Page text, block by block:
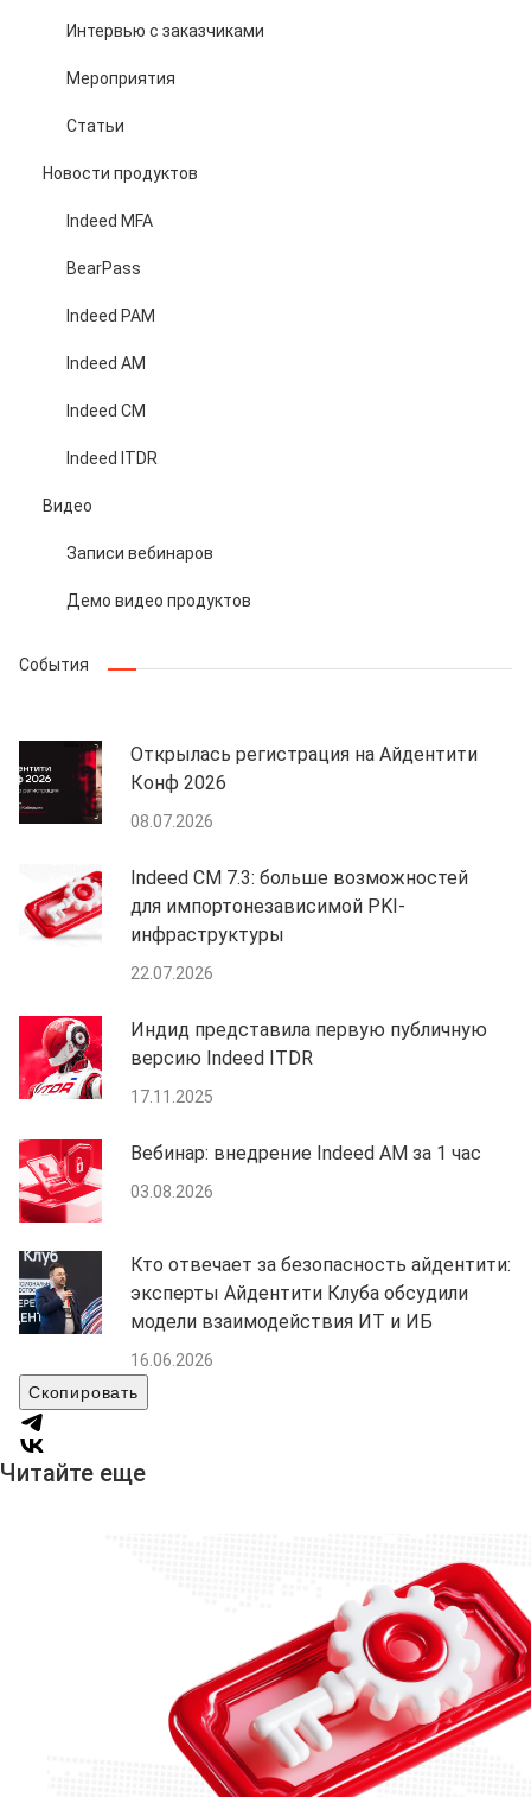
Интервью с заказчиками
Мероприятия
Статьи
Новости продуктов
Indeed MFA
BearPass
Indeed PAM
Indeed AM
Indeed CM
Indeed ITDR
Видео
Записи вебинаров
Демо видео продуктов
События
Открылась регистрация на Айдентити
Конф 2026
08.07.2026
Indeed CM 7.3: больше возможностей
для импортонезависимой PKI-
инфраструктуры
22.07.2026
Индид представила первую публичную
версию Indeed ITDR
17.11.2025
Вебинар: внедрение Indeed AM за 1 час
03.08.2026
Кто отвечает за безопасность айдентити:
эксперты Айдентити Клуба обсудили
модели взаимодействия ИТ и ИБ
16.06.2026
Скопировать
Читайте еще